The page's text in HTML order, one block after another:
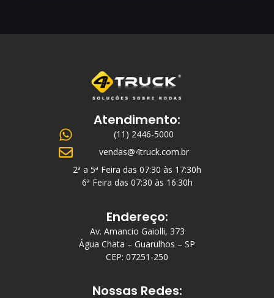
Atendimento:
(11) 2446-5000
vendas@4truck.com.br
2ª a 5ª Feira das 07:30 às 17:30h
6ª Feira das 07:30 às 16:30h
Endereço:
Av. Amancio Gaiolli, 373
Água Chata – Guarulhos – SP
CEP: 07251-250
Nossas Redes: